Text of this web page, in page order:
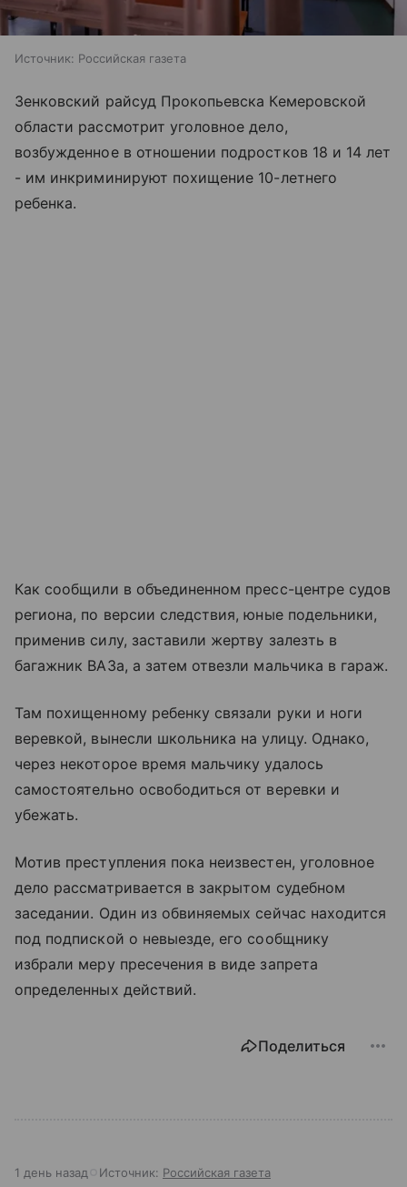
Источник: Российская газета
Зенковский райсуд Прокопьевска Кемеровской
области рассмотрит уголовное дело,
возбужденное в отношении подростков 18 и 14 лет
- им инкриминируют похищение 10-летнего
ребенка.
Как сообщили в объединенном пресс-центре судов
региона, по версии следствия, юные подельники,
применив силу, заставили жертву залезть в
багажник ВАЗа, а затем отвезли мальчика в гараж.
Там похищенному ребенку связали руки и ноги
веревкой, вынесли школьника на улицу. Однако,
через некоторое время мальчику удалось
самостоятельно освободиться от веревки и
убежать.
Мотив преступления пока неизвестен, уголовное
дело рассматривается в закрытом судебном
заседании. Один из обвиняемых сейчас находится
под подпиской о невыезде, его сообщнику
избрали меру пресечения в виде запрета
определенных действий.
Поделиться
1 день назад Источник: Российская газета